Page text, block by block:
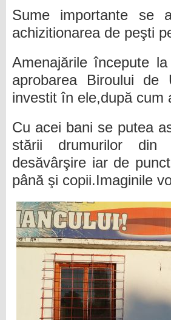
Sume importante se
achizitionarea de peşti
Amenajările începute
aprobarea Biroului
investit în ele,după cum
Cu acei bani se putea
stării drumurilor din
desăvârşire iar de
până şi copii.Imaginile